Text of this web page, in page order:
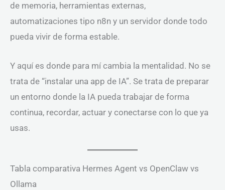
de memoria, herramientas externas,
automatizaciones tipo n8n y un servidor donde todo
pueda vivir de forma estable.
Y aquí es donde para mí cambia la mentalidad. No se
trata de “instalar una app de IA”. Se trata de preparar
un entorno donde la IA pueda trabajar de forma
continua, recordar, actuar y conectarse con lo que ya
usas.
Tabla comparativa Hermes Agent vs OpenClaw vs
Ollama